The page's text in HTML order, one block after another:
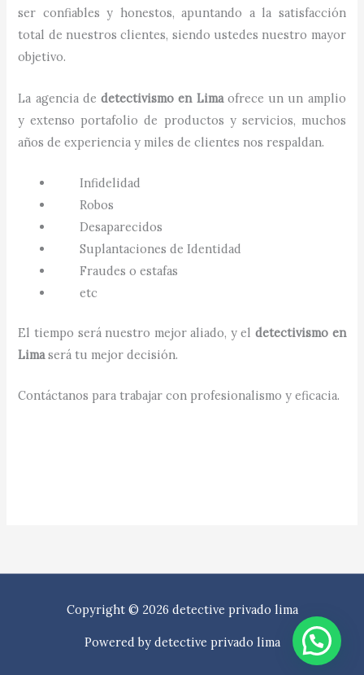
ser confiables y honestos, apuntando a la satisfacción
total de nuestros clientes, siendo ustedes nuestro mayor
objetivo.
La agencia dedetectivismo en Lima ofrece un un amplio
y extenso portafolio de productos y servicios, muchos
años de experiencia y miles de clientes nos respaldan.
Infidelidad
Robos
Desaparecidos
Suplantaciones de Identidad
Fraudes o estafas
etc
El tiempo será nuestro mejor aliado, y el detectivismo en
Limaserá tu mejor decisión.
Contáctanos para trabajar con profesionalismo y eficacia.
Copyright © 2026 detective privado lima
Powered by detective privado lima